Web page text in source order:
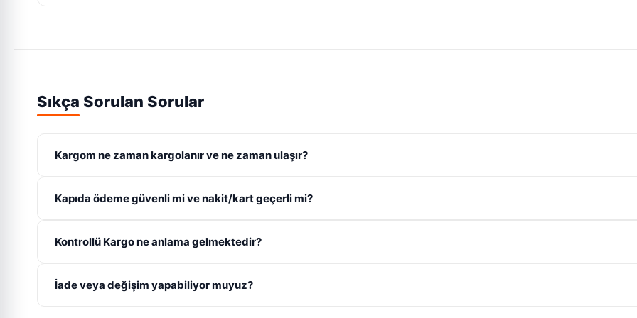
Sıkça Sorulan Sorular
Kargom ne zaman kargolanır ve ne zaman ulaşır?
gerçekleştirilir.
Kapıda ödeme güvenli mi ve nakit/kart geçerli mi?
şeklinde de güvenle ödeme gerçekleştirebilirsiniz.
Kontrollü Kargo ne anlama gelmektedir?
ödemesini yapıp teslim alabilirsiniz.
İade veya değişim yapabiliyor muyuz?